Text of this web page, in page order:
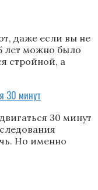
даже если вы не
лет можно было
стройной, а
30 минут
30 минут
Но именно